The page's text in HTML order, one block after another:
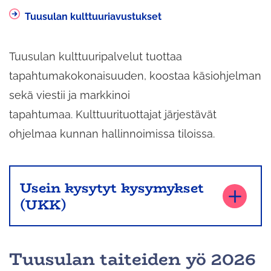
Tuusulan kulttuuriavustukset
Tuusulan kulttuuripalvelut tuottaa
tapahtumakokonaisuuden, koostaa käsiohjelman
sekä viestii ja markkinoi
tapahtumaa. Kulttuurituottajat järjestävät
ohjelmaa kunnan hallinnoimissa tiloissa.
Usein kysytyt kysymykset
(UKK)
Tuusulan taiteiden yö 2026